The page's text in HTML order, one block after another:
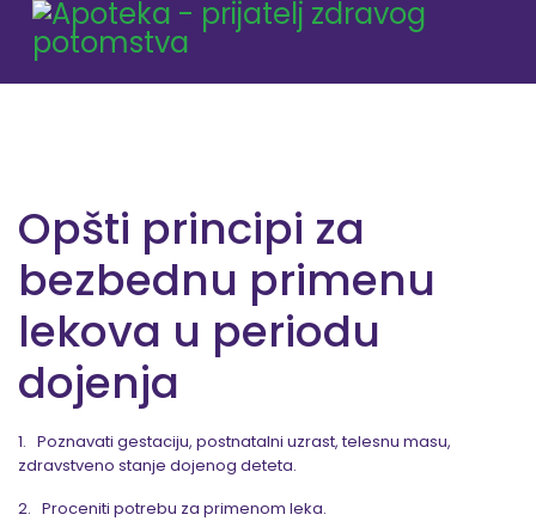
Opšti principi za
bezbednu primenu
lekova u periodu
dojenja
1. Poznavati gestaciju, postnatalni uzrast, telesnu masu,
zdravstveno stanje dojenog deteta.
2. Proceniti potrebu za primenom leka.